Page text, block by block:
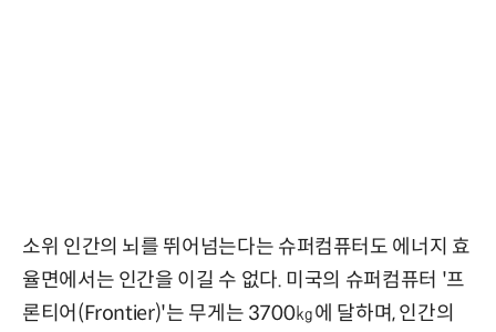
소위 인간의 뇌를 뛰어넘는다는 슈퍼컴퓨터도 에너지 효
율면에서는 인간을 이길 수 없다. 미국의 슈퍼컴퓨터 '프
론티어(Frontier)'는 무게는 3700㎏에 달하며, 인간의